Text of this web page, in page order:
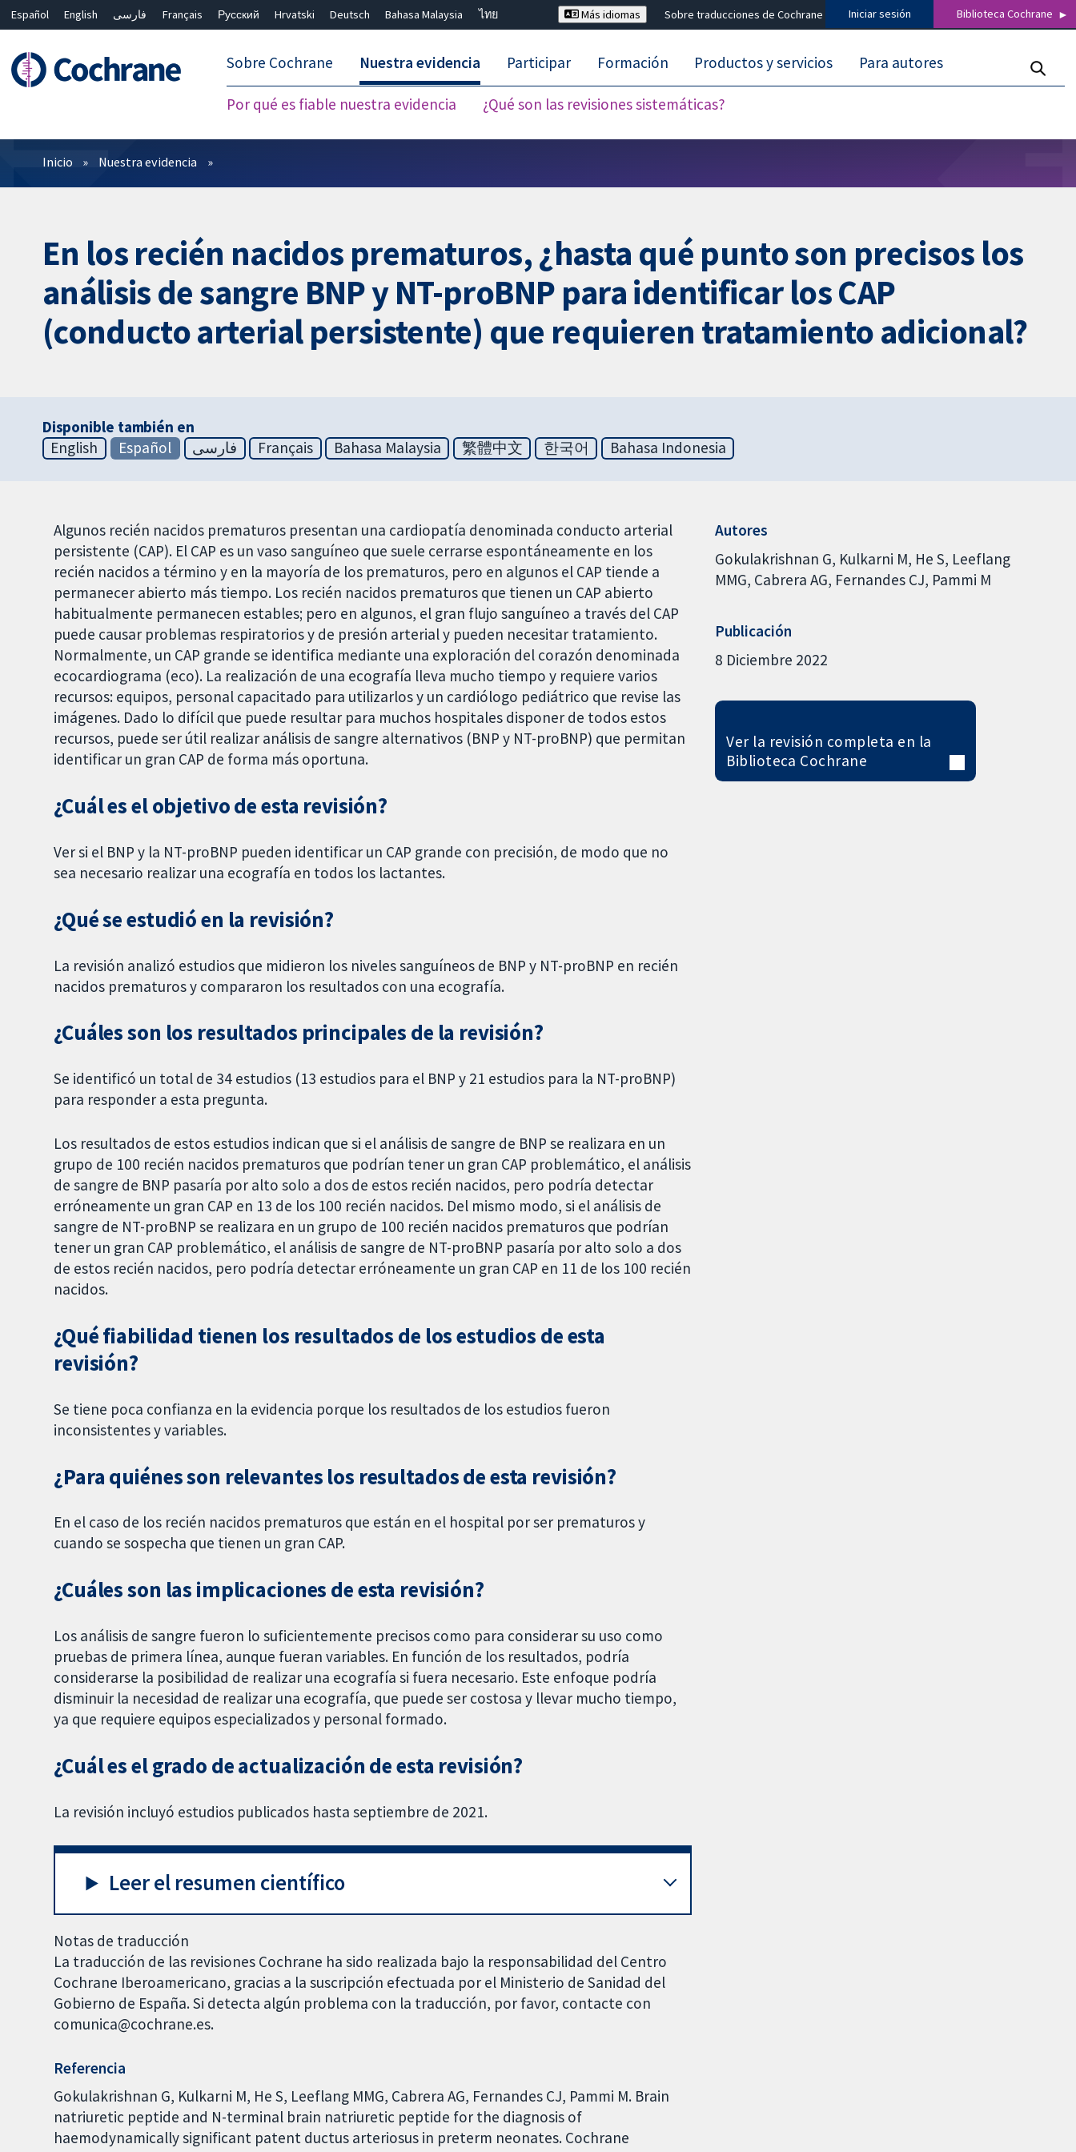
Español English فارسی Français Русский Hrvatski Deutsch Bahasa Malaysia
ไทย
Más idiomas Sobre traducciones de Cochrane Iniciar sesión Biblioteca Cochrane
Sobre Cochrane Nuestra evidencia
Por qué es fiable nuestra evidencia ¿Qué son las revisiones sistemáticas?
Participar Formación Productos y servicios Para autores
Filtros
Inicio Nuestra evidencia
En los recién nacidos prematuros, ¿hasta qué punto son precisos los
análisis de sangre BNP y NT-proBNP para identificar los CAP
(conducto arterial persistente) que requieren tratamiento adicional?
Disponible también en
English
Español فارسی Français Bahasa Malaysia 繁體中文 한국어 Bahasa Indonesia
Algunos recién nacidos prematuros presentan una cardiopatía denominada conducto arterial
persistente (CAP). El CAP es un vaso sanguíneo que suele cerrarse espontáneamente en los
recién nacidos a término y en la mayoría de los prematuros, pero en algunos el CAP tiende a
permanecer abierto más tiempo. Los recién nacidos prematuros que tienen un CAP abierto
habitualmente permanecen estables; pero en algunos, el gran flujo sanguíneo a través del CAP
puede causar problemas respiratorios y de presión arterial y pueden necesitar tratamiento.
Normalmente, un CAP grande se identifica mediante una exploración del corazón denominada
ecocardiograma (eco). La realización de una ecografía lleva mucho tiempo y requiere varios
recursos: equipos, personal capacitado para utilizarlos y un cardiólogo pediátrico que revise las
imágenes. Dado lo difícil que puede resultar para muchos hospitales disponer de todos estos
recursos, puede ser útil realizar análisis de sangre alternativos (BNP y NT-proBNP) que permitan
identificar un gran CAP de forma más oportuna.
¿Cuál es el objetivo de esta revisión?
Ver si el BNP y la NT-proBNP pueden identificar un CAP grande con precisión, de modo que no
sea necesario realizar una ecografía en todos los lactantes.
¿Qué se estudió en la revisión?
La revisión analizó estudios que midieron los niveles sanguíneos de BNP y NT-proBNP en recién
nacidos prematuros y compararon los resultados con una ecografía.
¿Cuáles son los resultados principales de la revisión?
Se identificó un total de 34 estudios (13 estudios para el BNP y 21 estudios para la NT-proBNP)
para responder a esta pregunta.
Los resultados de estos estudios indican que si el análisis de sangre de BNP se realizara en un
grupo de 100 recién nacidos prematuros que podrían tener un gran CAP problemático, el análisis
de sangre de BNP pasaría por alto solo a dos de estos recién nacidos, pero podría detectar
erróneamente un gran CAP en 13 de los 100 recién nacidos. Del mismo modo, si el análisis de
sangre de NT-proBNP se realizara en un grupo de 100 recién nacidos prematuros que podrían
tener un gran CAP problemático, el análisis de sangre de NT-proBNP pasaría por alto solo a dos
de estos recién nacidos, pero podría detectar erróneamente un gran CAP en 11 de los 100 recién
nacidos.
¿Qué fiabilidad tienen los resultados de los estudios de esta
revisión?
Se tiene poca confianza en la evidencia porque los resultados de los estudios fueron
inconsistentes y variables.
¿Para quiénes son relevantes los resultados de esta revisión?
En el caso de los recién nacidos prematuros que están en el hospital por ser prematuros y
cuando se sospecha que tienen un gran CAP.
¿Cuáles son las implicaciones de esta revisión?
Los análisis de sangre fueron lo suficientemente precisos como para considerar su uso como
pruebas de primera línea, aunque fueran variables. En función de los resultados, podría
considerarse la posibilidad de realizar una ecografía si fuera necesario. Este enfoque podría
disminuir la necesidad de realizar una ecografía, que puede ser costosa y llevar mucho tiempo,
ya que requiere equipos especializados y personal formado.
¿Cuál es el grado de actualización de esta revisión?
La revisión incluyó estudios publicados hasta septiembre de 2021.
Leer el resumen científico
Notas de traducción
La traducción de las revisiones Cochrane ha sido realizada bajo la responsabilidad del Centro
Cochrane Iberoamericano, gracias a la suscripción efectuada por el Ministerio de Sanidad del
Gobierno de España. Si detecta algún problema con la traducción, por favor, contacte con
comunica@cochrane.es.
Referencia
Gokulakrishnan G, Kulkarni M, He S, Leeflang MMG, Cabrera AG, Fernandes CJ, Pammi M. Brain
natriuretic peptide and N-terminal brain natriuretic peptide for the diagnosis of
haemodynamically significant patent ductus arteriosus in preterm neonates. Cochrane
Autores
Gokulakrishnan G Kulkarni M He S Leeflang
MMG Cabrera AG Fernandes CJ Pammi M
Publicación
8 Diciembre 2022
Ver la revisión completa en la
Biblioteca Cochrane